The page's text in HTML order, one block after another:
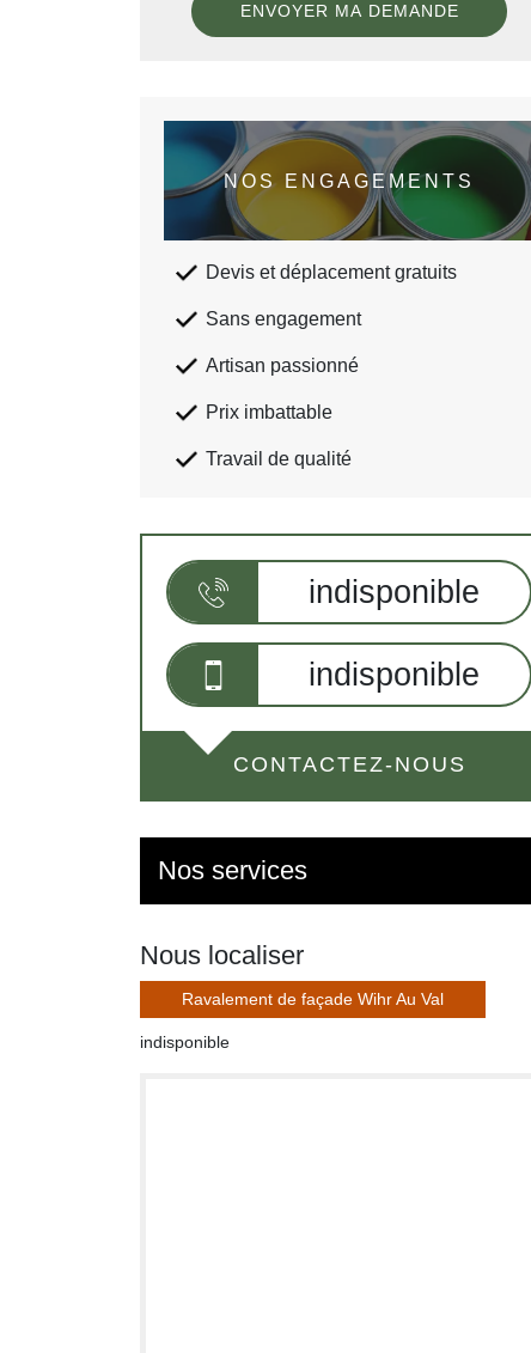
NOS ENGAGEMENTS
Devis et déplacement gratuits
Sans engagement
Artisan passionné
Prix imbattable
Travail de qualité
indisponible
indisponible
CONTACTEZ-NOUS
Nos services
Nous localiser
Ravalement de façade Wihr Au Val
indisponible